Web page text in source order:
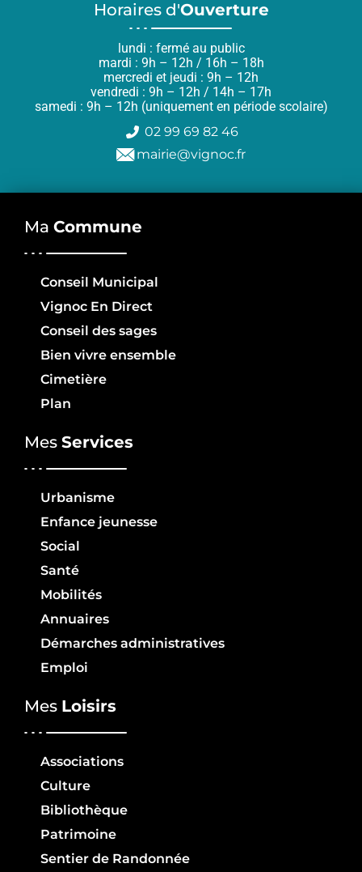
Horaires d'Ouverture
lundi : fermé au public
mardi : 9h – 12h / 16h – 18h
mercredi et jeudi : 9h – 12h
vendredi : 9h – 12h / 14h – 17h
samedi : 9h – 12h (uniquement en période scolaire)
02 99 69 82 46
mairie@vignoc.fr
Ma Commune
Conseil Municipal
Vignoc En Direct
Conseil des sages
Bien vivre ensemble
Cimetière
Plan
Mes Services
Urbanisme
Enfance jeunesse
Social
Santé
Mobilités
Annuaires
Démarches administratives
Emploi
Mes Loisirs
Associations
Culture
Bibliothèque
Patrimoine
Sentier de Randonnée